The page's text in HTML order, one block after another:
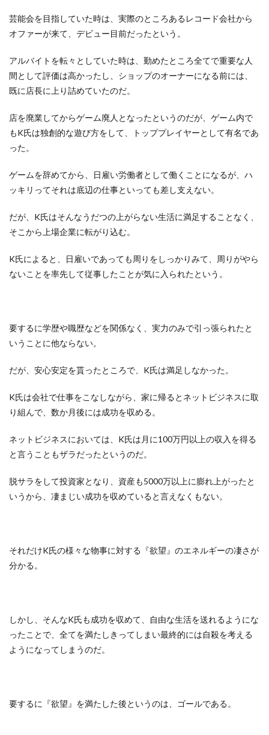
芸能会を目指していた時は、実際のところあるレコード会社から
オファーが来て、デビュー目前だったという。
アルバイトを転々としていた時は、勤めたところ全てで重要な人
間として評価は高かったし、ショップのオーナーになる前には、
既に店長に上り詰めていたのだ。
店を廃業してからゲーム廃人となったというのだが、ゲーム内で
もK氏は独創的な遊び方をして、トッププレイヤーとして有名であ
った。
ゲームを辞めてから、日雇い労働者として働くことになるが、ハ
ッキリってそれは底辺の仕事といっても差し支えない。
だが、K氏はそんなうだつの上がらない生活に満足することなく、
そこから上場企業に転がり込む。
K氏によると、日雇いであっても周りをしっかりみて、周りがやら
ないことを率先して従事したことが気に入られたという。
要するに学歴や職歴などを関係なく、実力のみで引っ張られたと
いうことに他ならない。
だが、安心安定を貰ったところで、K氏は満足しなかった。
K氏は会社で仕事をこなしながら、家に帰るとネットビジネスに取
り組んで、数か月後には成功を収める。
ネットビジネスにおいては、K氏は月に100万円以上の収入を得る
と言うこともザラだったというのだ。
脱サラをして投資家となり、資産も5000万以上に膨れ上がったと
いうから、凄まじい成功を収めていると言えなくもない。
それだけK氏の様々な物事に対する『欲望』のエネルギーの凄さが
分かる。
しかし、そんなK氏も成功を収めて、自由な生活を送れるようにな
ったことで、全てを満たしきってしまい最終的には自殺を考える
ようになってしまうのだ。
要するに『欲望』を満たした後というのは、ゴールである。